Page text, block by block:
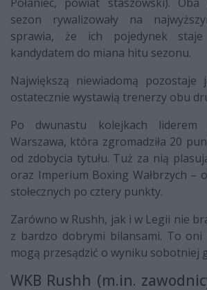
sezon rywalizowały na
sprawia, że ich pojedynek
kandydatem do miana hitu sezonu.
Największą niewiadomą pozostaje
ostatecznie wystawią trenerzy obu
Po dwunastu kolejkach liderem
Warszawa, która zgromadziła 20
od zdobycia tytułu. Tuż za nią
oraz Imperium Boxing Wałbrzych –
stołecznych po cztery punkty.
Zarówno w Rushh, jak i w Legii nie
z bardzo dobrymi bilansami. To
mogą przesądzić o wyniku sobotniej
WKB Rushh (m.in.